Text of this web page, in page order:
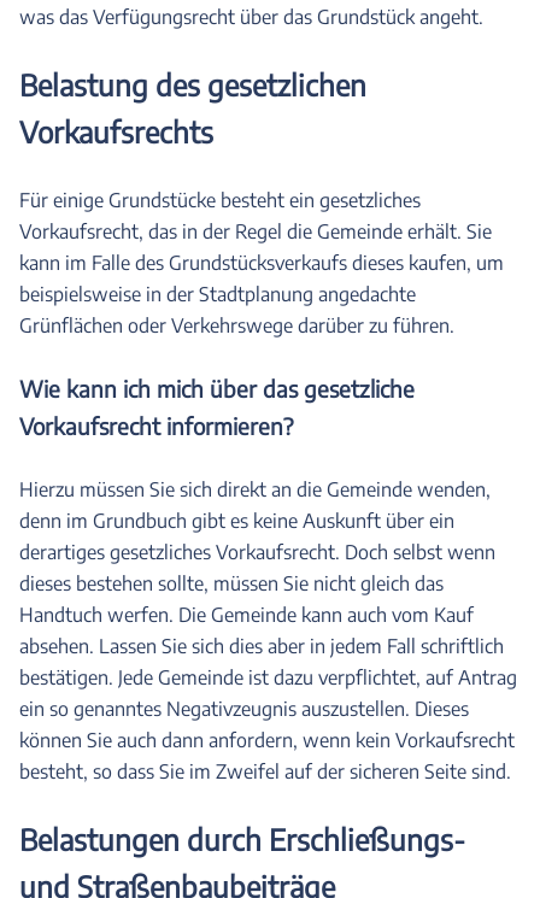
was das Verfügungsrecht über das Grundstück angeht.
Belastung des gesetzlichen
Vorkaufsrechts
Für einige Grundstücke besteht ein gesetzliches
Vorkaufsrecht, das in der Regel die Gemeinde erhält. Sie
kann im Falle des Grundstücksverkaufs dieses kaufen, um
beispielsweise in der Stadtplanung angedachte
Grünflächen oder Verkehrswege darüber zu führen.
Wie kann ich mich über das gesetzliche
Vorkaufsrecht informieren?
Hierzu müssen Sie sich direkt an die Gemeinde wenden,
denn im Grundbuch gibt es keine Auskunft über ein
derartiges gesetzliches Vorkaufsrecht. Doch selbst wenn
dieses bestehen sollte, müssen Sie nicht gleich das
Handtuch werfen. Die Gemeinde kann auch vom Kauf
absehen. Lassen Sie sich dies aber in jedem Fall schriftlich
bestätigen. Jede Gemeinde ist dazu verpflichtet, auf Antrag
ein so genanntes Negativzeugnis auszustellen. Dieses
können Sie auch dann anfordern, wenn kein Vorkaufsrecht
besteht, so dass Sie im Zweifel auf der sicheren Seite sind.
Belastungen durch Erschließungs-
und Straßenbaubeiträge